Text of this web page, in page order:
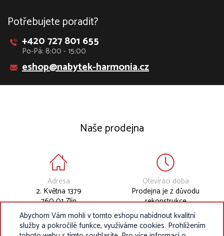
Potřebujete poradit?
+420 727 801 655
Po-Pá: 8:00 - 15:00
eshop@nabytek-harmonia.cz
Naše prodejna
Adresa
2. Května 1379
760 01 Zlín
Otevírací doba
Prodejna je z důvodu
rekonstrukce
dočasně uzavřena.
Abychom Vám mohli v tomto eshopu nabídnout kvalitní
služby a pokročilé funkce, využíváme cookies. Prohlížením